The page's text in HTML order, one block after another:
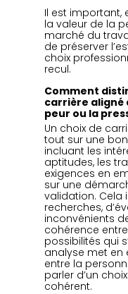
Il est important,
la valeur de la
marché du
de préserver
choix
recul.
Comment
carrière aligné
peur ou la
Un choix de
tout sur une
incluant les
aptitudes, les
exigences en
sur une
validation. Cela
recherches,
inconvénients
cohérence
possibilités qui
analyse met en
entre la
parler d’un
cohérent.